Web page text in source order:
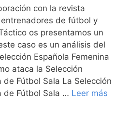
con la revista
de fútbol y
os presentamos un
caso es un análisis del
Española Femenina
ataca la Selección
de Fútbol Sala La Selección
de Fútbol Sala … Leer más